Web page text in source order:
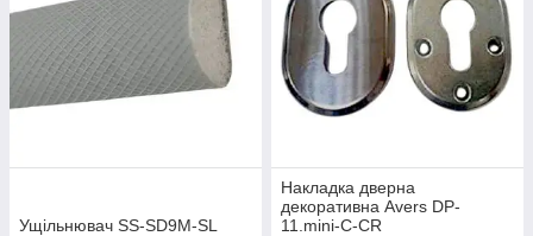
Ущільнювач SS-SD9M-SL
Накладка дверна
декоративна Avers DP-
11.mini-С-CR